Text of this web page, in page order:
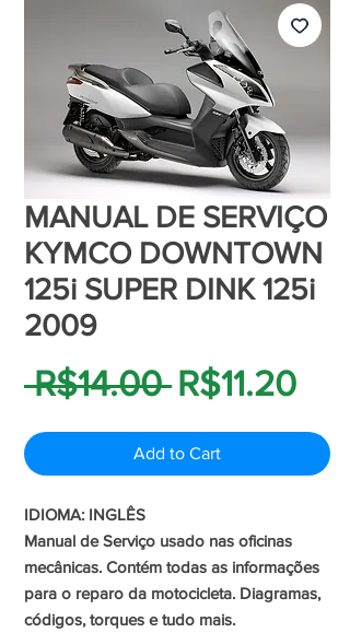
MANUAL DE SERVIÇO
KYMCO DOWNTOWN
125i SUPER DINK 125i
2009
R$14.00 Regular
Price
R$11.20Sale
Add to Cart
IDIOMA: INGLÊS
Manual de Serviço usado nas oficinas
mecânicas. Contém todas as informações
para o reparo da motocicleta. Diagramas,
códigos, torques e tudo mais.